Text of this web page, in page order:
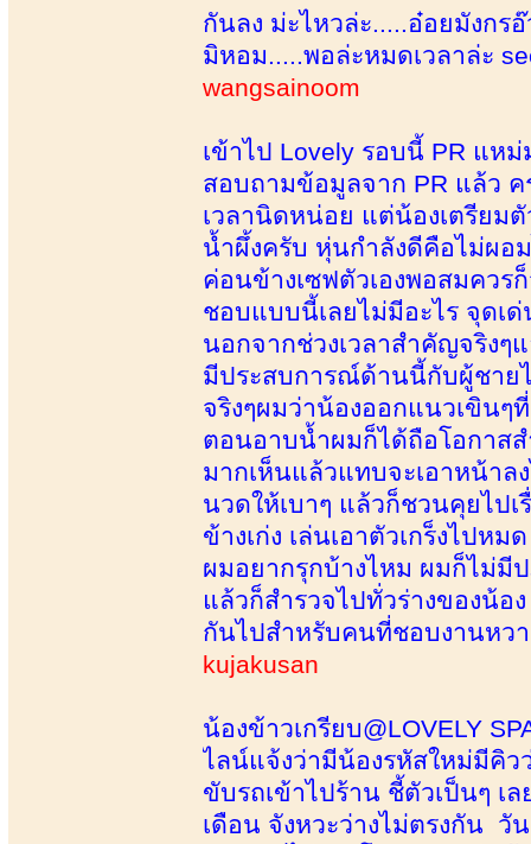
กันลง ม่ะไหวล่ะ.....อ๋อยมังกร
มิหอม.....พอล่ะหมดเวลาล่ะ
wangsainoom
เข้าไป Lovely รอบนี้ PR แห
สอบถามข้อมูลจาก PR แล้ว ค
เวลานิดหน่อย แต่น้องเตรียม
น้ำผึ้งครับ หุ่นกำลังดีคือไม่ผ
ค่อนข้างเซฟตัวเองพอสมควร
ชอบแบบนี้เลยไม่มีอะไร จุดเ
นอกจากช่วงเวลาสำคัญจริง
มีประสบการณ์ด้านนี้กับผู้ชาย
จริงๆผมว่าน้องออกแนวเขิน
ตอนอาบน้ำผมก็ได้ถือโอกาส
มากเห็นแล้วแทบจะเอาหน้าล
นวดให้เบาๆ แล้วก็ชวนคุยไป
ข้างเก่ง เล่นเอาตัวเกร็งไป
ผมอยากรุกบ้างไหม ผมก็ไม่มี
แล้วก็สำรวจไปทั่วร่างของน้อ
กันไปสำหรับคนที่ชอบงานหว
kujakusan
น้องข้าวเกรียบ@LOVELY
ไลน์แจ้งว่ามีน้องรหัสใหม่มีคิว
ขับรถเข้าไปร้าน ชี้ตัวเป็นๆ เ
เดือน จังหวะว่างไม่ตรงกัน